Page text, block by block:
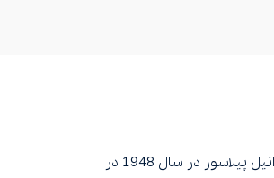
Korloff Paris یک خانه جواهرات است که در سال 1978 توسط Daniel Paillasseur تأسیس شد و نام آن را به نام الماس افسانه ای نامگذاری کرد. دانیل پیلاسور در سال 1948 در